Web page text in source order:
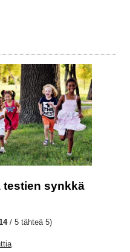
testien synkkä
/ 5 tähteä 5)